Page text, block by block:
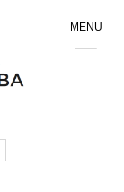
MENU